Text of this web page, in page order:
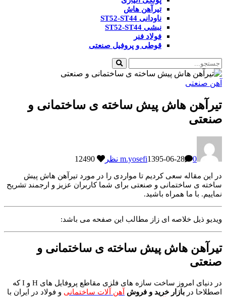
تیرآهن هاش
ناودانی ST52-ST44
نبشی ST52-ST44
فولاد فنر
قوطی و پروفیل صنعتی
آهن صنعتی
تیرآهن هاش پیش ساخته ی ساختمانی و
صنعتی
m.yosefi1395-06-28 0 نظر
در این مقاله سعی کردیم تا مواردی را در مورد تیرآهن هاش پیش
ساخته ی ساختمانی و صنعتی برای شما کاربران عزیز و ارجمند تشریح
نماییم. با ما همراه باشید.
ویدیو ذیل خلاصه ای زاز مطالب این صفحه می باشد:
تیرآهن هاش پیش ساخته ی ساختمانی و
صنعتی
در دنیای امروز ساخت سازه های فلزی مقاطع پروفایل های H و I که
اصطلاحا در بازار خرید و فروش آهن آلات ساختمانی و فولاد در ایران با